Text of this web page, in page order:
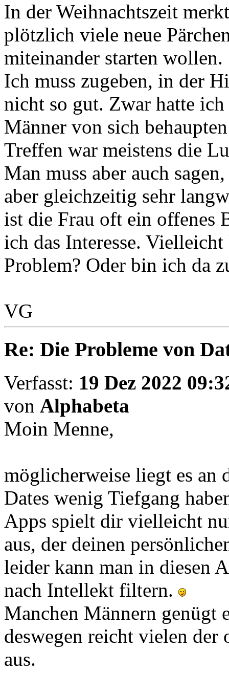
In der Weihnachtszeit
plötzlich viele neue
miteinander starten wollen.
Ich muss zugeben, in der
nicht so gut. Zwar hatte
Männer von sich
Treffen war meistens die
Man muss aber auch
aber gleichzeitig sehr
ist die Frau oft ein offenes
ich das Interesse.
Problem? Oder bin ich da
VG
Re: Die Probleme von
Verfasst: 19 Dez 2022
von Alphabeta
Moin Menne,
möglicherweise liegt es an
Dates wenig Tiefgang
Apps spielt dir vielleicht
aus, der deinen
leider kann man in diesen
nach Intellekt filtern.
Manchen Männern genügt
deswegen reicht vielen
aus.